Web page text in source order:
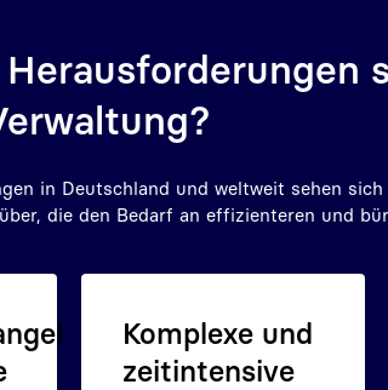
in Deutschland und weltweit sehen sich
die den Bedarf an effizienteren und
Komplexe und
zeitintensive